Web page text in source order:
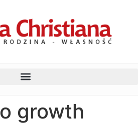
growth